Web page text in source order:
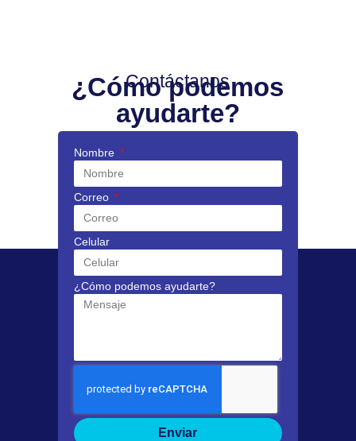
Contáctanos
¿Cómo podemos
ayudarte?
Nombre
Correo
Celular
¿Cómo podemos ayudarte?
Enviar